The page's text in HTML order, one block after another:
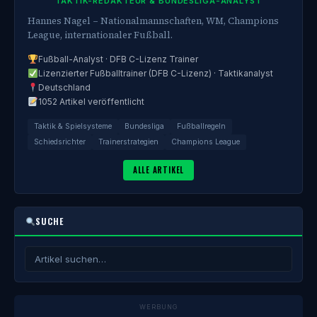
Hannes Nagel – Nationalmannschaften, WM, Champions
League, internationaler Fußball.
Fußball-Analyst · DFB C-Lizenz Trainer
Lizenzierter Fußballtrainer (DFB C-Lizenz) · Taktikanalyst
Deutschland
1052 Artikel veröffentlicht
Taktik & Spielsysteme Bundesliga
Fußballregeln
Schiedsrichter
Trainerstrategien Champions League
ALLE ARTIKEL
SUCHE
WERBUNG